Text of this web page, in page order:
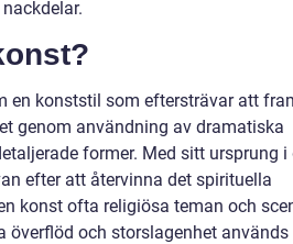
en konststil som eftersträvar att
genom användning av dramatiska
former. Med sitt ursprung i
efter att återvinna det spirituella
konst ofta religiösa teman och
överflöd och storslagenhet används